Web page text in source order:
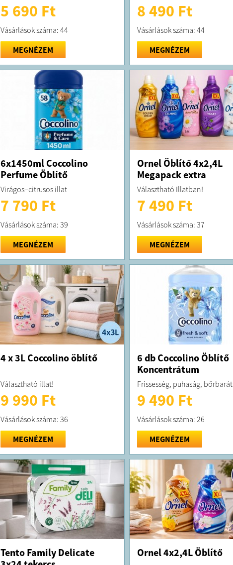
5 690 Ft
Vásárlások száma: 44
MEGNÉZEM
8 490 Ft
Vásárlások száma: 44
MEGNÉZEM
6x1450ml Coccolino
Perfume Öblítő
Virágos–citrusos illat
7 790 Ft
Vásárlások száma: 39
MEGNÉZEM
Ornel Öblítő 4x2,4L
Megapack extra
Választható Illatban!
7 490 Ft
Vásárlások száma: 37
MEGNÉZEM
4 x 3L Coccolino öblítő
Választható illat!
9 990 Ft
Vásárlások száma: 36
MEGNÉZEM
6 db Coccolino Öblítő
Koncentrátum
Frissesség, puhaság, bőrbarát
9 490 Ft
Vásárlások száma: 26
MEGNÉZEM
Tento Family Delicate
Ornel 4x2,4L Öblítő